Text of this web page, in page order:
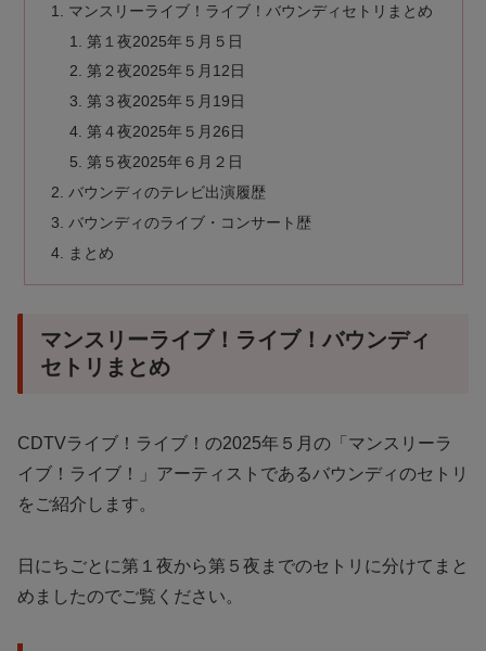
マンスリーライブ！ライブ！バウンディセトリまとめ
第１夜2025年５月５日
第２夜2025年５月12日
第３夜2025年５月19日
第４夜2025年５月26日
第５夜2025年６月２日
バウンディのテレビ出演履歴
バウンディのライブ・コンサート歴
まとめ
マンスリーライブ！ライブ！バウンディ
セトリまとめ
CDTVライブ！ライブ！の2025年５月の「マンスリーラ
イブ！ライブ！」アーティストであるバウンディのセトリ
をご紹介します。
日にちごとに第１夜から第５夜までのセトリに分けてまと
めましたのでご覧ください。